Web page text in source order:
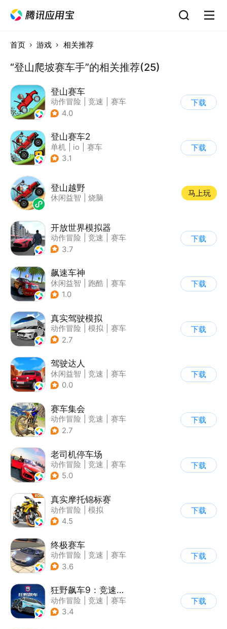
首页 游戏 相关推荐
“登山爬坡赛车手”的相关推荐(25)
登山赛车
动作冒险 竞速
赛车
| 卡通
4.0
下载
登山赛车2
单机 io
赛车
| 欧美风
3.1
下载
登山越野
休闲益智 烧脑
马上玩
开放世界模拟器
动作冒险 竞速
赛车
| 开放世界
3.7
下载
飙速车神
休闲益智 跑酷
赛车
| 漂移
1.0
下载
真实驾驶模拟
动作冒险 模拟
赛车
| 漂移
2.7
下载
驾驶达人
休闲益智 竞速
赛车
| 漂移
0.0
下载
赛车集会
动作冒险 竞速
赛车
| 写实
2.7
下载
老司机停车场
动作冒险 竞速
赛车
| 写实
5.0
下载
真实摩托锦标赛
动作冒险
模拟
| 摩托车
4.5
下载
终极赛车
动作冒险 竞速
赛车
3.6
下载
狂野飙车9：竞速传奇
动作冒险 竞速
赛车
| 狂野飙车
3.4
下载